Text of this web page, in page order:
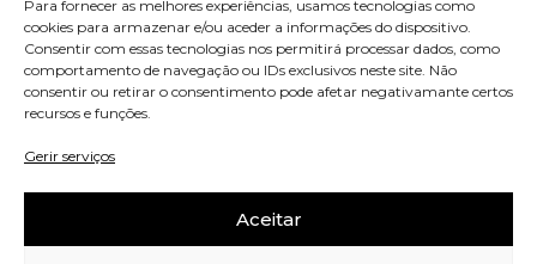
Para fornecer as melhores experiências, usamos tecnologias como
cookies para armazenar e/ou aceder a informações do dispositivo.
Consentir com essas tecnologias nos permitirá processar dados, como
comportamento de navegação ou IDs exclusivos neste site. Não
consentir ou retirar o consentimento pode afetar negativamante certos
recursos e funções.
Gerir serviços
Aceitar
3000-370 Coimbra.
POLÍTICA DE COOKIES
VER LOCALIZAÇÃO
ASSINE A NOSSA
SABER MAIS